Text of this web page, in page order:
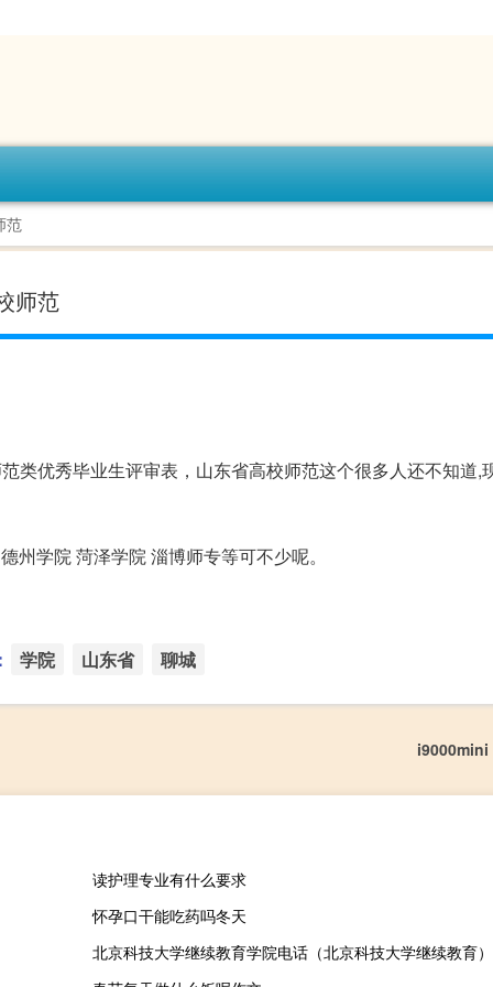
范
师范
类优秀毕业生评审表，山东省高校师范这个很多人还不知道,
州学院 菏泽学院 淄博师专等可不少呢。
学院 山东省 聊城
i9000mini
读护理专业有什么要求
怀孕口干能吃药吗冬天
北京科技大学继续教育学院电话（北京科技大学继续教育）